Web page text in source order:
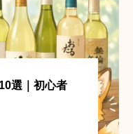
選｜初心者